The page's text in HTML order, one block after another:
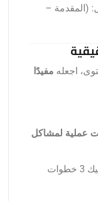
(المقدمة –
اجعله مفيدًا
عملية لمشاكل
“إذا كنت تعاني من قلة التفاعل، إليك 3 خطوات